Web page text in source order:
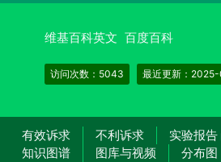
维基百科英文 百度百科
访问次数：5043 最近更新：
有效诉求 不利诉求 实验报告
知识图谱
图库与视频 分布图